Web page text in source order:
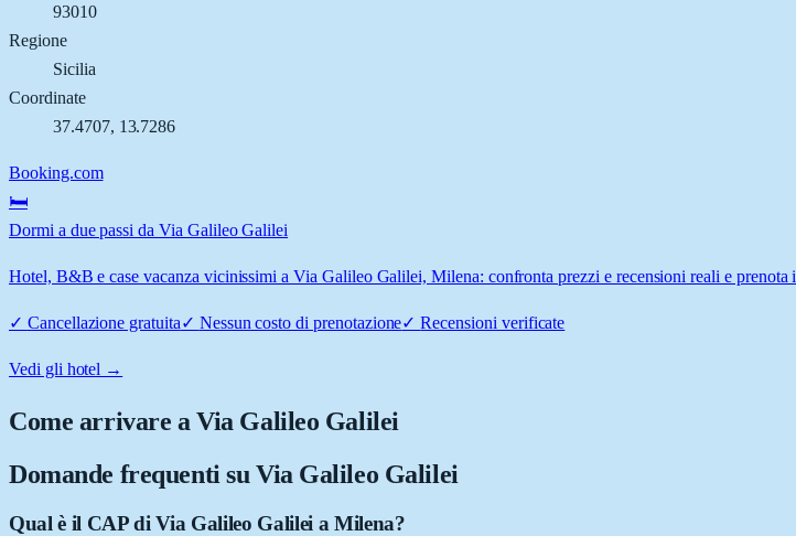
93010
Regione
Sicilia
Coordinate
37.4707, 13.7286
Booking.com
🛏️
Dormi a due passi da Via Galileo Galilei
Hotel, B&B e case vacanza vicinissimi a Via Galileo Galilei, Milena: confronta prezzi e recensioni reali e prenota
✓ Cancellazione gratuita✓ Nessun costo di prenotazione✓Recensioni verificate
Vedi gli hotel →
Come arrivare aVia Galileo Galilei
Domande frequenti su Via Galileo Galilei
Qual è il CAP di Via Galileo Galilei a Milena?